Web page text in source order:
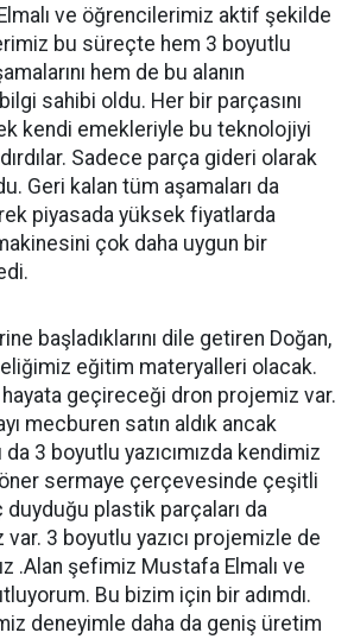
ve öğrencilerimiz aktif şekilde
bu süreçte hem 3 boyutlu
hem de bu alanın
sahibi oldu. Her bir parçasını
kendi emekleriyle bu teknolojiyi
Sadece parça gideri olarak
Geri kalan tüm aşamaları da
piyasada yüksek fiyatlarda
çok daha uygun bir
başladıklarını dile getiren Doğan,
eğitim materyalleri olacak.
geçireceği dron projemiz var.
mecburen satın aldık ancak
3 boyutlu yazıcımızda kendimiz
sermaye çerçevesinde çeşitli
plastik parçaları da
var. 3 boyutlu yazıcı projemizle de
.Alan şefimiz Mustafa Elmalı ve
Bu bizim için bir adımdı.
deneyimle daha da geniş üretim